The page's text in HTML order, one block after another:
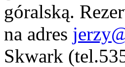
góralską.
na adres
Skwark